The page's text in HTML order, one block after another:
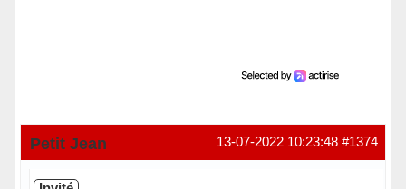
#1374
13-07-2022 10:23:48
Petit Jean